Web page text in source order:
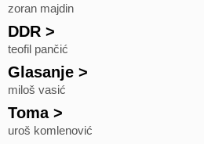
zoran majdin
DDR >
teofil pančić
Glasanje >
miloš vasić
Toma>
uroš komlenović